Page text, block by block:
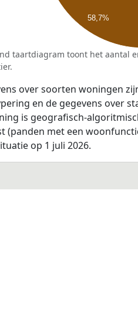
58,7%
taartdiagram toont het aantal
over soorten woningen
en de gegevens over
is geografisch-
(panden met een
op 1 juli 2026.